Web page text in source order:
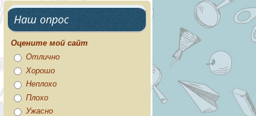
Наш опрос
Оцените мой сайт
Отлично
Хорошо
Неплохо
Плохо
Ужасно